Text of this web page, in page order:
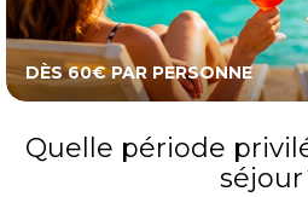
DÈS 60€ PAR PERSONNE
Quelle période
séjour